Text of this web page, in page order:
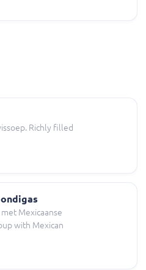
Richly filled
Mexicaanse
with Mexican